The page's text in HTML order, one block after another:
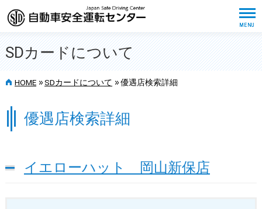
SDカードについて
HOME >> SDカードについて >> 優遇店検索詳細
優遇店検索詳細
イエローハット 岡山新保店